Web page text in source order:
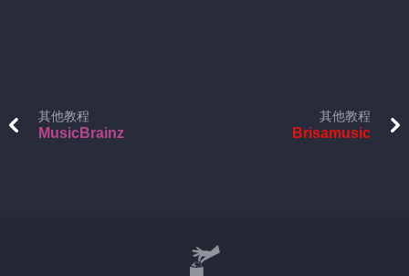
其他教程
MusicBrainz
其他教程
Brisamusic